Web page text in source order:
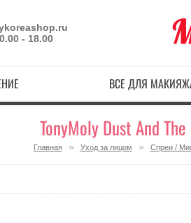
- 18.00
ВСЕ ДЛЯ
TonyMoly Dust And
Главная » Уход за лицом » Спреи /